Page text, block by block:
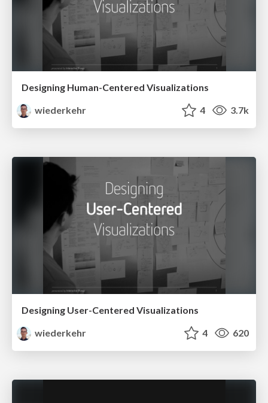
Designing Human-Centered Visualizations
wiederkehr
4 3.7k
Designing User-Centered Visualizations
wiederkehr
4 620